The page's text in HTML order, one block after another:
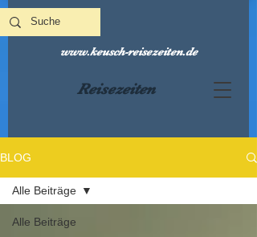
Reisezeiten
www.keusch-reisezeiten.de
BLOG
Alle Beiträge
Alle Beiträge